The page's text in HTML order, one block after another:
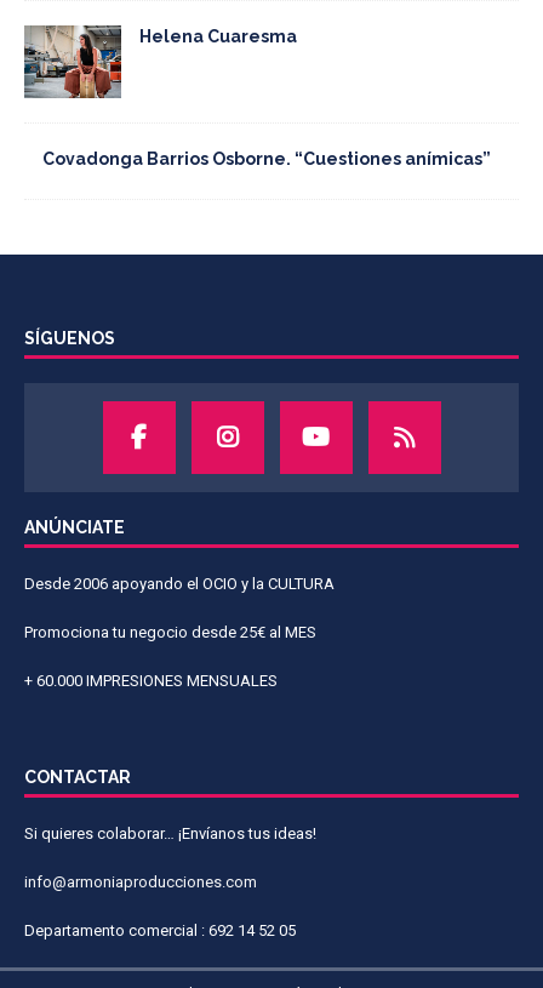
Helena Cuaresma
Covadonga Barrios Osborne. “Cuestiones anímicas”
SÍGUENOS
ANÚNCIATE
Desde 2006 apoyando el OCIO y la CULTURA
Promociona tu negocio desde 25€ al MES
+ 60.000 IMPRESIONES MENSUALES
CONTACTAR
Si quieres colaborar… ¡Envíanos tus ideas!
info@armoniaproducciones.com
Departamento comercial : 692 14 52 05